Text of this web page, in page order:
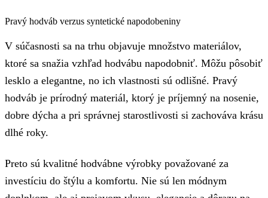
Pravý hodváb verzus syntetické napodobeniny
V súčasnosti sa na trhu objavuje množstvo materiálov,
ktoré sa snažia vzhľad hodvábu napodobniť. Môžu pôsobiť
lesklo a elegantne, no ich vlastnosti sú odlišné. Pravý
hodváb je prírodný materiál, ktorý je príjemný na nosenie,
dobre dýcha a pri správnej starostlivosti si zachováva krásu
dlhé roky.
Preto sú kvalitné hodvábne výrobky považované za
investíciu do štýlu a komfortu. Nie sú len módnym